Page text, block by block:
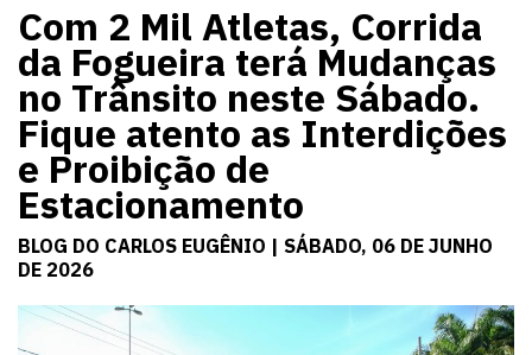
Com 2 Mil Atletas, Corrida
da Fogueira terá Mudanças
no Trânsito neste Sábado.
Fique atento as Interdições
e Proibição de
Estacionamento
BLOG DO CARLOS EUGÊNIO | SÁBADO, 06 DE JUNHO
DE 2026